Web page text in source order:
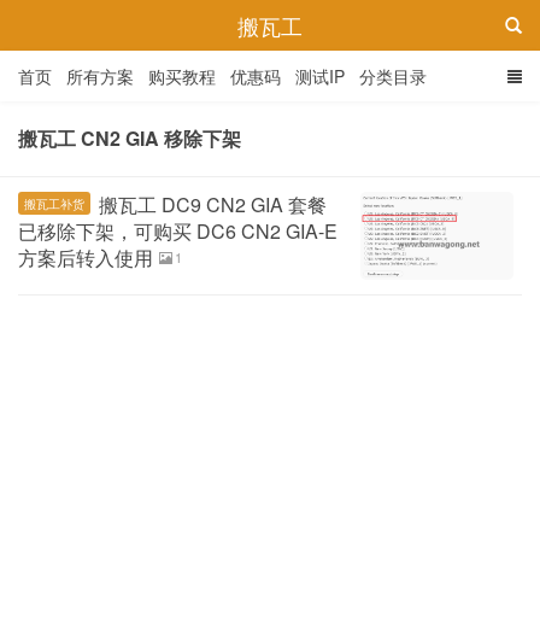
搬瓦工
首页 所有方案 购买教程 优惠码 测试IP 分类目录
搬瓦工 CN2 GIA 移除下架
搬瓦工补货
搬瓦工 DC9 CN2 GIA 套餐
已移除下架，可购买 DC6 CN2 GIA-E
方案后转入使用
1